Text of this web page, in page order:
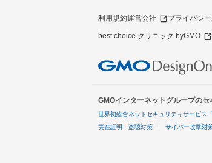
利用規約運営会社 プライバシ
best choice クリニック byGMO
GMOインターネットグループの
世界初総合ネットセキュリティサービス
実在証明・盗聴対策 サイバー攻撃対